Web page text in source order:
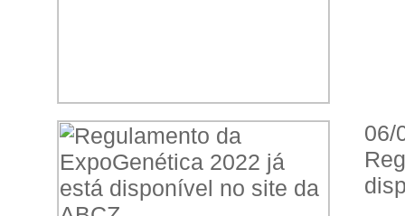
06/